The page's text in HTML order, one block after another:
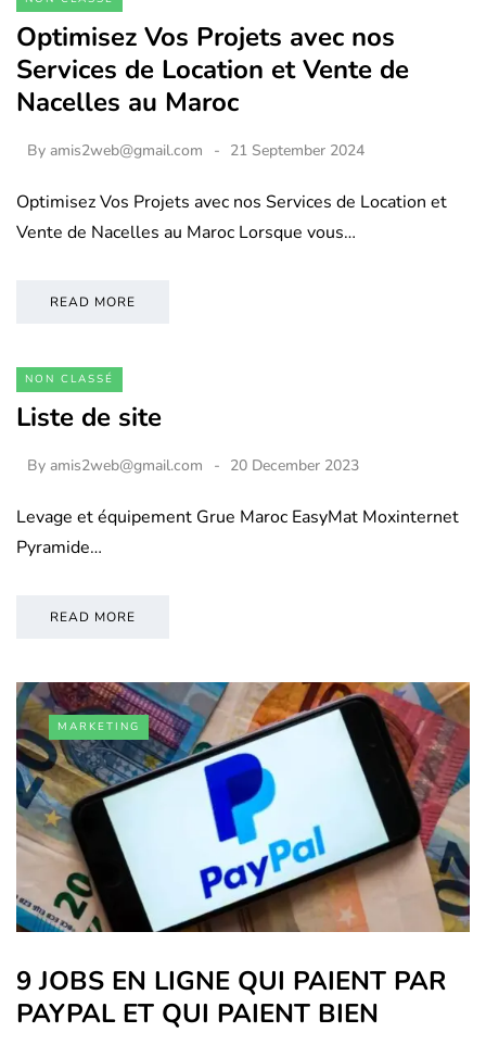
Optimisez Vos Projets avec nos
Services de Location et Vente de
Nacelles au Maroc
By amis2web@gmail.com 21 September 2024
Optimisez Vos Projets avec nos Services de Location et
Vente de Nacelles au Maroc Lorsque vous…
READ MORE
NON CLASSÉ
Liste de site
By amis2web@gmail.com 20 December 2023
Levage et équipement Grue Maroc EasyMat Moxinternet
Pyramide…
READ MORE
MARKETING
9 JOBS EN LIGNE QUI PAIENT PAR
PAYPAL ET QUI PAIENT BIEN